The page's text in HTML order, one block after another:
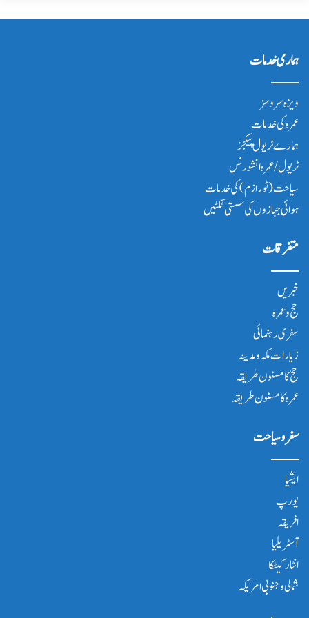
ہماری خدمات
ویزہ سروسز
عمرہ کی خدمات
ہمارے ٹریول پیکجز
ٹریول/عمرہ انشورنس
سیاحت(ٹورازم) کی خدمات
ہوائی جہازوں کی سستی ٹکٹیں
متفرقات
خبریں
حج و عمرہ
سفری رہنمائی
زیارات مکہ و مدینہ
حج کا مسنون طریقہ
عمرہ کا مسنون طریقہ
سفر و سیاحت
ایشیا
یورپ
افریقہ
آسٹریلیا
انٹار کیٹکا
شمالی و جنوبی امریکہ